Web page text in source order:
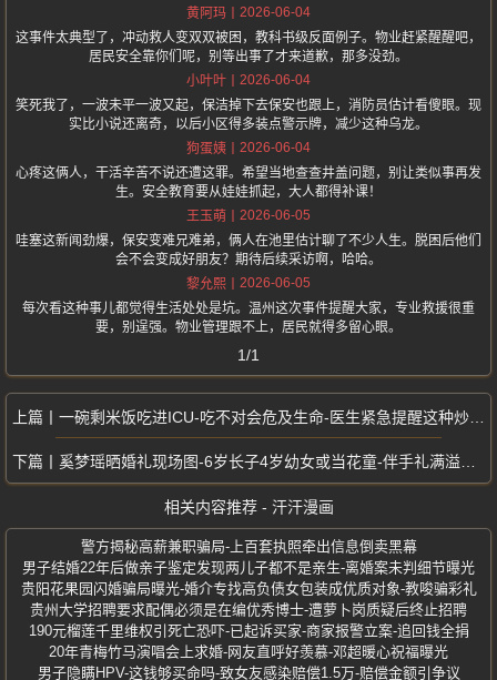
黄阿玛
2026-06-04
这事件太典型了，冲动救人变双双被困，教科书级反面例子。物业赶紧醒醒吧，
居民安全靠你们呢，别等出事了才来道歉，那多没劲。
小叶叶
2026-06-04
笑死我了，一波未平一波又起，保洁掉下去保安也跟上，消防员估计看傻眼。现
实比小说还离奇，以后小区得多装点警示牌，减少这种乌龙。
狗蛋姨
2026-06-04
心疼这俩人，干活辛苦不说还遭这罪。希望当地查查井盖问题，别让类似事再发
生。安全教育要从娃娃抓起，大人都得补课！
王玉萌
2026-06-05
哇塞这新闻劲爆，保安变难兄难弟，俩人在池里估计聊了不少人生。脱困后他们
会不会变成好朋友？期待后续采访啊，哈哈。
黎允熙
2026-06-05
每次看这种事儿都觉得生活处处是坑。温州这次事件提醒大家，专业救援很重
要，别逞强。物业管理跟不上，居民就得多留心眼。
1/1
一碗剩米饭吃进ICU-吃不对会危及生命-医生紧急提醒这种炒饭千万别吃
奚梦瑶晒婚礼现场图-6岁长子4岁幼女或当花童-伴手礼满溢奢华
相关内容推荐 - 汗汗漫画
警方揭秘高薪兼职骗局-上百套执照牵出信息倒卖黑幕
男子结婚22年后做亲子鉴定发现两儿子都不是亲生-离婚案未判细节曝光
贵阳花果园闪婚骗局曝光-婚介专找高负债女包装成优质对象-教唆骗彩礼
贵州大学招聘要求配偶必须是在编优秀博士-遭萝卜岗质疑后终止招聘
190元榴莲千里维权引死亡恐吓-已起诉买家-商家报警立案-追回钱全捐
20年青梅竹马演唱会上求婚-网友直呼好羡慕-邓超暖心祝福曝光
男子隐瞒HPV-这钱够买命吗-致女友感染赔偿1.5万-赔偿金额引争议